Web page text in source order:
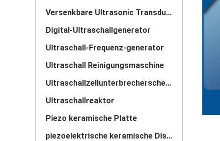
Versenkbare Ultrasonic Transducer
Digital-Ultraschallgenerator
Ultraschall-Frequenz-generator
Ultraschall Reinigungsmaschine
Ultraschallzellunterbrecherscheibe
Ultraschallreaktor
Piezo keramische Platte
piezoelektrische keramische Disketten